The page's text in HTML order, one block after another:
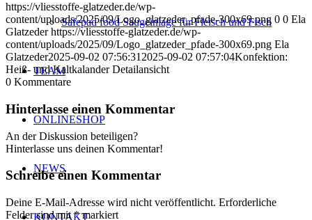
Safepad food Saugeinlage für Fleisch und Fisch
TEAM
ONLINESHOP
NEWS
KONTAKT
https://vliesstoffe-glatzeder.de/wp-
content/uploads/2025/09/Logo_glatzeder_pfade-300x69.png 0 0 Ela
Glatzeder https://vliesstoffe-glatzeder.de/wp-
content/uploads/2025/09/Logo_glatzeder_pfade-300x69.png Ela
Glatzeder2025-09-02 07:56:31 2025-09-02 07:57:04Konfektion:
Heiß- und Kaltkalander Detailansicht
0 Kommentare
Hinterlasse einen Kommentar
An der Diskussion beteiligen?
Hinterlasse uns deinen Kommentar!
Schreibe einen Kommentar
Deine E-Mail-Adresse wird nicht veröffentlicht. Erforderliche
Felder sind mit*markiert